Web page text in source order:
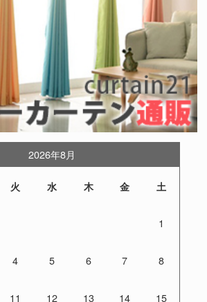
2026年8月
火 水 木 金 土
1
4 5 6 7 8
11 12 13 14 15